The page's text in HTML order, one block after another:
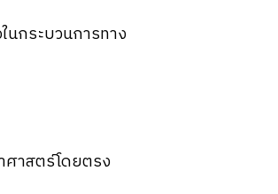
นกระบวนการทาง
ศาสตร์โดยตรง